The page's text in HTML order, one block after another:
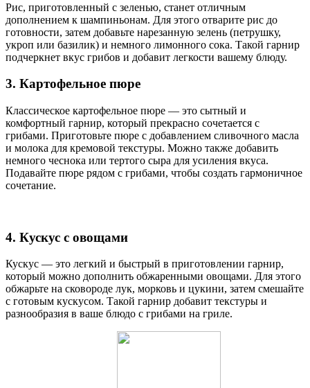
Рис, приготовленный с зеленью, станет отличным
дополнением к шампиньонам. Для этого отварите рис до
готовности, затем добавьте нарезанную зелень (петрушку,
укроп или базилик) и немного лимонного сока. Такой гарнир
подчеркнет вкус грибов и добавит легкости вашему блюду.
3. Картофельное пюре
Классическое картофельное пюре — это сытный и
комфортный гарнир, который прекрасно сочетается с
грибами. Приготовьте пюре с добавлением сливочного масла
и молока для кремовой текстуры. Можно также добавить
немного чеснока или тертого сыра для усиления вкуса.
Подавайте пюре рядом с грибами, чтобы создать гармоничное
сочетание.
4. Кускус с овощами
Кускус — это легкий и быстрый в приготовлении гарнир,
который можно дополнить обжаренными овощами. Для этого
обжарьте на сковороде лук, морковь и цукини, затем смешайте
с готовым кускусом. Такой гарнир добавит текстуры и
разнообразия в ваше блюдо с грибами на гриле.